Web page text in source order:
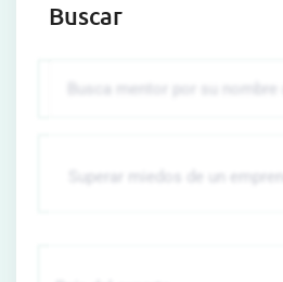
Buscar